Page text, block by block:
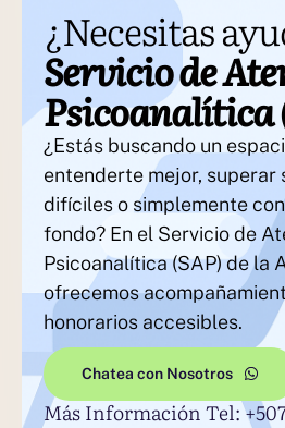
¿Necesitas
Servicio de
Psicoanalítica
¿Estás buscando un
entenderte mejor, superar
difíciles o simplemente
fondo? En el Servicio de
Psicoanalítica (SAP) de la
ofrecemos
honorarios accesibles.
Chatea con Nosotros
Más Información Tel: